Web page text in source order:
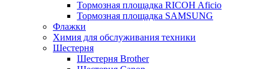
Тормозная площадка RICOH Aficio
Тормозная площадка SAMSUNG
Флажки
Химия для обслуживания техники
Шестерня
Шестерня Brother